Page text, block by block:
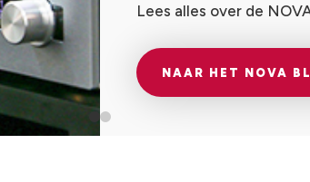
Lees alles over de
NAAR HET NOVA